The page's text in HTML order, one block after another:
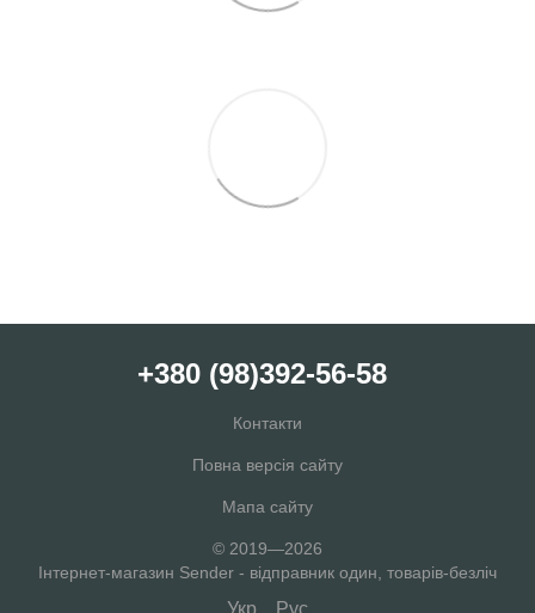
+380 (98)392-56-58
Контакти
Повна версія сайту
Мапа сайту
© 2019—2026
Інтернет-магазин Sender - відправник один, товарів-безліч
Укр Рус